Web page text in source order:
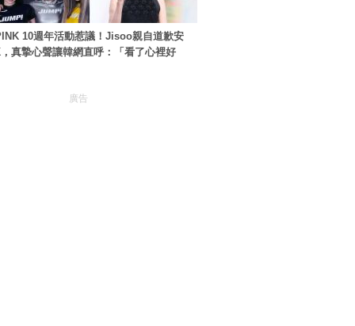
10週年活動惹議！Jisoo親自道歉安
真摯心聲讓韓網直呼：「看了心裡好
廣告